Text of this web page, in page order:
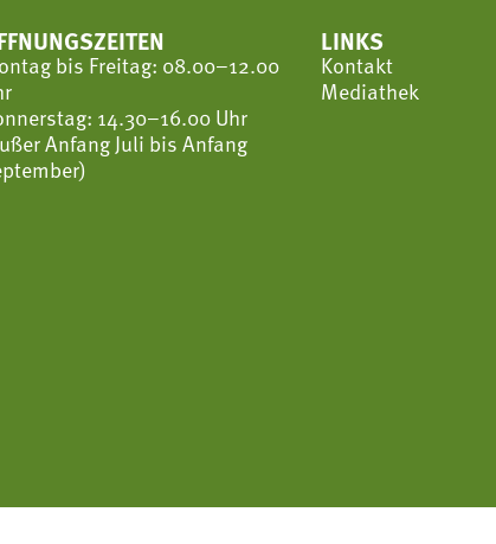
bis Freitag: 08.00–12.00
14.30–16.00 Uhr
Anfang Juli bis Anfang
LINKS
Kontakt
Mediathek